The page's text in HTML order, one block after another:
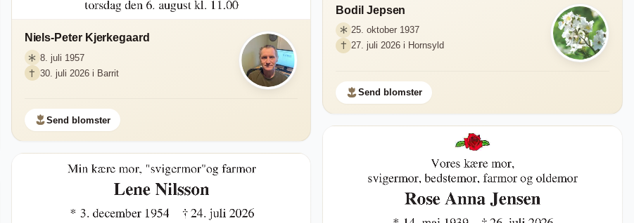
Niels-Peter Kjerkegaard
8. juli 1957
30. juli 2026 i Barrit
Send blomster
Bodil Jepsen
25. oktober 1937
27. juli 2026 i Hornsyld
Send blomster